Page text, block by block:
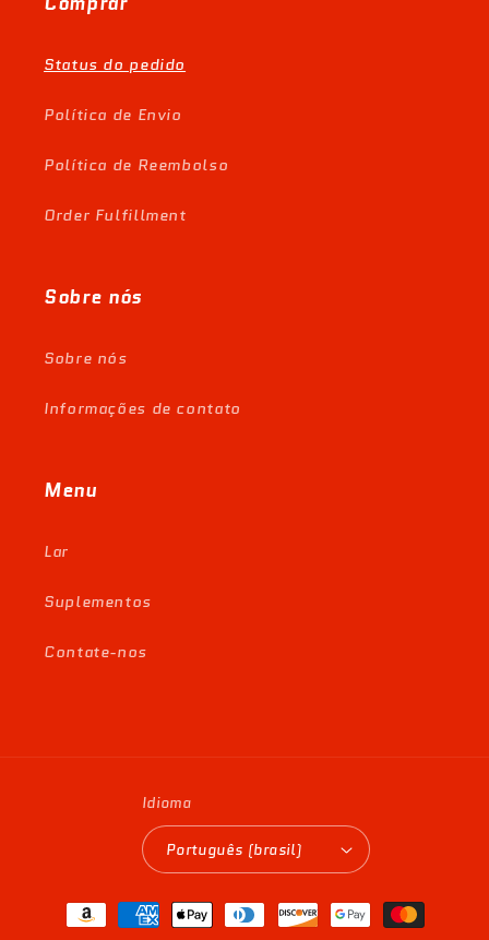
Status do pedido
Política de Envio
Política de Reembolso
Order Fulfillment
Sobre nós
Sobre nós
Informações de contato
Menu
Lar
Suplementos
Contate-nos
Idioma
Português (brasil)
Formas